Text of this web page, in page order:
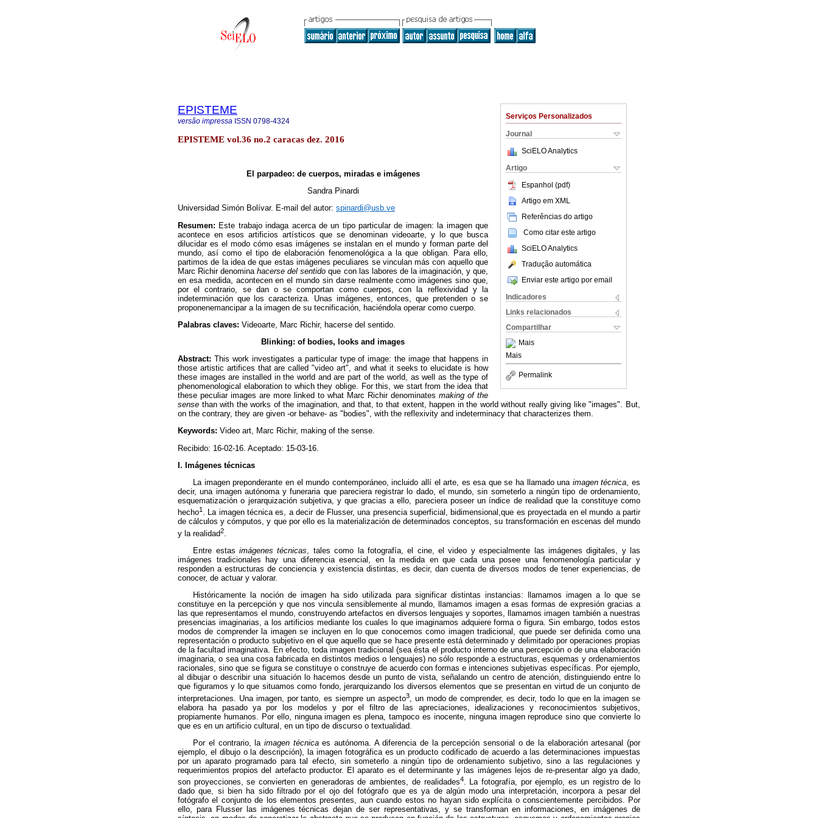
Serviços Personalizados
Journal
SciELO Analytics
Artigo
Espanhol (pdf)
Artigo em XML
Referências do artigo
Como citar este artigo
SciELO Analytics
Tradução automática
Enviar este artigo por email
Indicadores
Links relacionados
Compartilhar
Mais
Mais
Permalink
EPISTEME
versão impressa ISSN 0798-4324
EPISTEME vol.36 no.2 caracas dez. 2016
El parpadeo: de cuerpos, miradas e imágenes
Sandra Pinardi
Universidad Simón Bolívar. E-mail del autor: spinardi@usb.ve
Resumen: Este trabajo indaga acerca de un tipo particular de imagen: la imagen que
acontece en esos artificios artísticos que se denominan videoarte, y lo que busca
dilucidar es el modo cómo esas imágenes se instalan en el mundo y forman parte del
mundo, así como el tipo de elaboración fenomenológica a la que obligan. Para ello,
partimos de la idea de que estas imágenes peculiares se vinculan más con aquello que
Marc Richirdenominahacerse del sentidoque con las labores de la imaginación, y que,
en esa medida, acontecen en el mundo sin darse realmente como imágenes sino que,
por el contrario, se dan o se comportan como cuerpos, con la reflexividad y la
indeterminación que los caracteriza. Unas imágenes, entonces, que pretenden o se
proponenemancipar a la imagen de su tecnificación, haciéndola operar como cuerpo.
Palabras claves: Videoarte, Marc Richir, hacerse del sentido.
Blinking: of bodies, looks and images
Abstract: This work investigates a particular type of image: the image that happens in
those artistic artifices that are called "video art", and what it seeks to elucidate is how
these images are installed in the world and are part of the world, as well as the type of
phenomenological elaboration to which they oblige. For this, we start from the idea that
these peculiar images are more linked to what Marc Richirdenominates making of the
sense than with the works of the imagination, and that, to that extent, happen in the world without really giving like "images". But,
on the contrary, they are given -or behave- as "bodies", with the reflexivity and indeterminacy that characterizes them.
Keywords: Video art, Marc Richir, making of the sense.
Recibido: 16-02-16. Aceptado: 15-03-16.
I. Imágenes técnicas
La imagen preponderante en el mundo contemporáneo, incluido allí el arte, es esa que se ha llamado una imagen técnica , es
decir, una imagen autónoma y funeraria que pareciera registrar lo dado, el mundo, sin someterlo a ningún tipo de ordenamiento,
esquematización o jerarquización subjetiva, yque gracias a ello, pareciera poseer un índice de realidad que la constituye como
hecho1 . La imagen técnica es, a decir de Flusser, una presencia superficial, bidimensional,que es proyectada en el mundo a partir
de cálculos y cómputos, y que por ello es la materialización de determinados conceptos, su transformación en escenas del mundo
y la realidad2
Entre estasimágenes técnicas, tales como la fotografía, el cine, el video y especialmente las imágenes digitales, y las
imágenes tradicionales hay una diferencia esencial, en la medida en que cada una posee una fenomenología particular y
responden a estructuras de conciencia y existencia distintas, es decir, dan cuenta de diversos modos de tener experiencias, de
conocer, de actuar y valorar.
Históricamente la noción de imagen ha sido utilizada para significar distintas instancias: llamamos imagen a lo que se
constituye en la percepción y que nos vincula sensiblemente al mundo, llamamos imagen a esas formas de expresión gracias a
las que representamos el mundo, construyendo artefactos en diversos lenguajes y soportes, llamamos imagen también a nuestras
presencias imaginarias, a los artificios mediante los cuales lo que imaginamos adquiere forma o figura. Sin embargo, todos estos
modos de comprender la imagen se incluyen en lo que conocemos como imagen tradicional, que puede ser definida como una
representación o producto subjetivo en el que aquello que se hace presente está determinado y delimitado por operaciones propias
de la facultad imaginativa. En efecto, toda imagen tradicional (sea ésta el producto interno de una percepción o de una elaboración
imaginaria, o sea una cosa fabricada en distintos medios o lenguajes) no sólo responde a estructuras, esquemas y ordenamientos
racionales, sino que se figura se constituye o construye de acuerdo con formas e intenciones subjetivas específicas. Por ejemplo,
al dibujar o describir una situación lo hacemos desde un punto de vista, señalando un centro de atención, distinguiendo entre lo
que figuramos y lo que situamos como fondo, jerarquizando los diversos elementos que se presentan en virtud de un conjunto de
interpretaciones. Una imagen, por tanto, es siempre un aspecto3, un modo de comprender, es decir, todo lo que en la imagen se
elabora ha pasado ya por los modelos y por el filtro de las apreciaciones, idealizaciones y reconocimientos subjetivos,
propiamente humanos. Por ello, ninguna imagen es plena, tampoco es inocente, ninguna imagenreproduce sino que convierte lo
que es en un artificio cultural, en un tipo de discurso o textualidad
Por el contrario, la imagen técnicaes autónoma. A diferencia de la percepción sensorial o de la elaboración artesanal (por
ejemplo, el dibujo o la descripción), la imagen fotográfica es un producto codificado de acuerdo a las determinaciones impuestas
por un aparato programado para tal efecto, sin someterlo a ningún tipo de ordenamiento subjetivo, sino a las regulaciones y
requerimientos propios del artefacto productor. El aparato es el determinante y las imágenes lejos de re-presentar algo ya dado,
son proyecciones, se convierten en generadoras de ambientes, de realidades4. La fotografía, por ejemplo, es un registro de lo
dado que, si bien ha sido filtrado por el ojo del fotógrafo que es ya de algún modo una interpretación, incorpora a pesar del
fotógrafo el conjunto de los elementos presentes, aun cuando estos no hayan sido explícita o conscientemente percibidos. Por
ello, para Flusserlas imágenes técnicas dejan de ser representativas, y se transforman en informaciones, en imágenes de